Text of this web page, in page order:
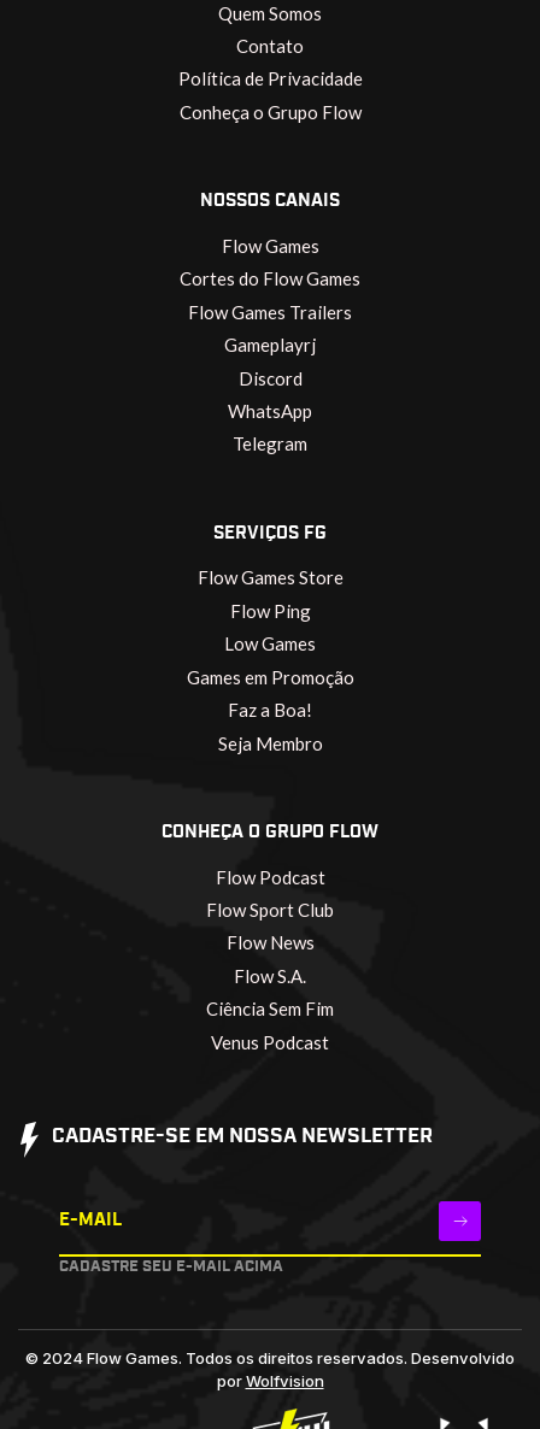
Quem Somos
Contato
Política de Privacidade
Conheça o Grupo Flow
NOSSOS CANAIS
Flow Games
Cortes do Flow Games
Flow Games Trailers
Gameplayrj
Discord
WhatsApp
Telegram
SERVIÇOS FG
Flow Games Store
Flow Ping
Low Games
Games em Promoção
Faz a Boa!
Seja Membro
CONHEÇA O GRUPO FLOW
Flow Podcast
Flow Sport Club
Flow News
Flow S.A.
Ciência Sem Fim
Venus Podcast
CADASTRE-SE EM NOSSA NEWSLETTER
E-MAIL
CADASTRE SEU E-MAIL ACIMA
© 2024 Flow Games. Todos os direitos reservados. Desenvolvido
porWolfvision